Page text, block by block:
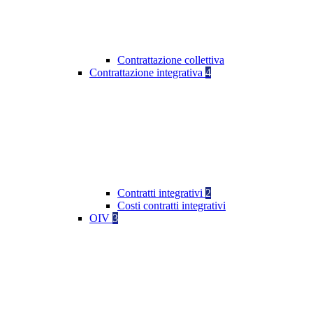
Contrattazione collettiva
Contrattazione integrativa 4
Contratti integrativi 2
Costi contratti integrativi
OIV 3